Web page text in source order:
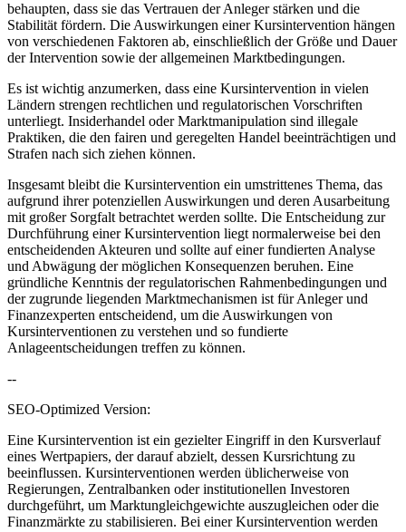
behaupten, dass sie das Vertrauen der Anleger stärken und die
Stabilität fördern. Die Auswirkungen einer Kursintervention hängen
von verschiedenen Faktoren ab, einschließlich der Größe und Dauer
der Intervention sowie der allgemeinen Marktbedingungen.
Es ist wichtig anzumerken, dass eine Kursintervention in vielen
Ländern strengen rechtlichen und regulatorischen Vorschriften
unterliegt. Insiderhandel oder Marktmanipulation sind illegale
Praktiken, die den fairen und geregelten Handel beeinträchtigen und
Strafen nach sich ziehen können.
Insgesamt bleibt die Kursintervention ein umstrittenes Thema, das
aufgrund ihrer potenziellen Auswirkungen und deren Ausarbeitung
mit großer Sorgfalt betrachtet werden sollte. Die Entscheidung zur
Durchführung einer Kursintervention liegt normalerweise bei den
entscheidenden Akteuren und sollte auf einer fundierten Analyse
und Abwägung der möglichen Konsequenzen beruhen. Eine
gründliche Kenntnis der regulatorischen Rahmenbedingungen und
der zugrunde liegenden Marktmechanismen ist für Anleger und
Finanzexperten entscheidend, um die Auswirkungen von
Kursinterventionen zu verstehen und so fundierte
Anlageentscheidungen treffen zu können.
--
SEO-Optimized Version:
Eine Kursintervention ist ein gezielter Eingriff in den Kursverlauf
eines Wertpapiers, der darauf abzielt, dessen Kursrichtung zu
beeinflussen. Kursinterventionen werden üblicherweise von
Regierungen, Zentralbanken oder institutionellen Investoren
durchgeführt, um Marktungleichgewichte auszugleichen oder die
Finanzmärkte zu stabilisieren. Bei einer Kursintervention werden